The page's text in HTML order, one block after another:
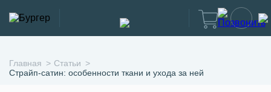
Главная
Статьи
Страйп-сатин: особенности ткани и ухода за ней